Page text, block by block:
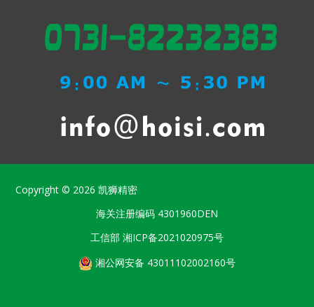
Copyright © 2026凯狮精密
海关注册编码 4301960DEN
工信部 湘ICP备2021020975号
湘公网安备 43011102002160号